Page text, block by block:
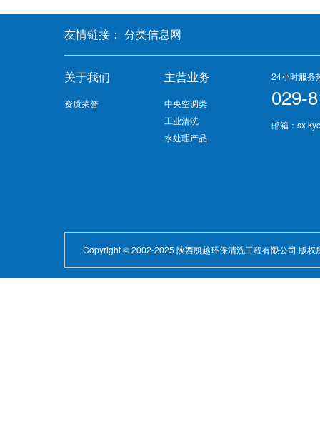
友情链接： 分类信息网
关于我们
资质荣誉
主营业务
中央空调类
工业清洗
水处理产品
24小时服务
029-
邮箱：
Copyright © 2002-2025 陕西凯越环保清洗工程有限公司 版